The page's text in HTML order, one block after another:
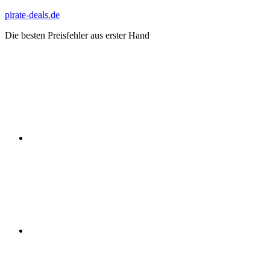
Zum
springen
pirate-deals.de
Die besten Preisfehler aus erster Hand